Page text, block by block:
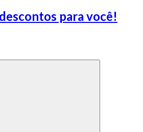
para você!